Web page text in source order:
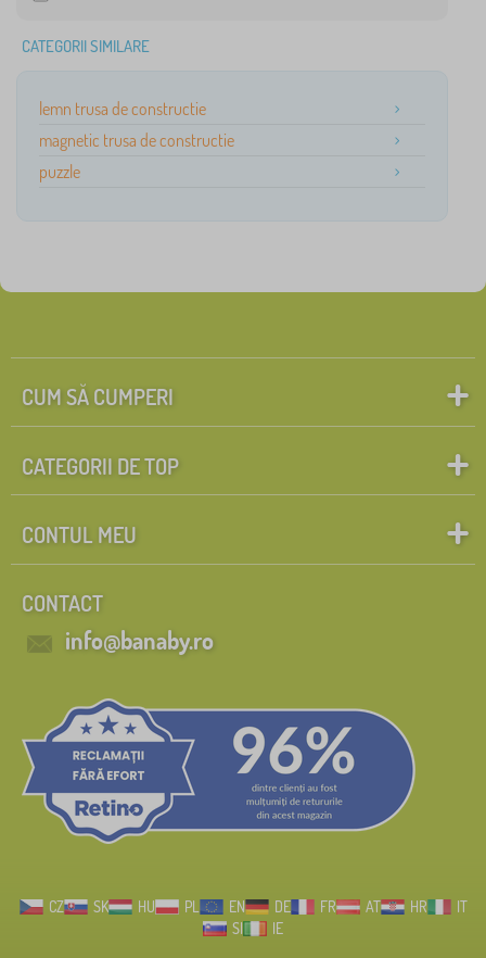
CATEGORII SIMILARE
lemn trusa de constructie
magnetic trusa de constructie
puzzle
CUM SĂ CUMPERI
CATEGORII DE TOP
CONTUL MEU
CONTACT
info@banaby.ro
CZ SK HU PL EN DE FR AT HR
IT
SI
IE